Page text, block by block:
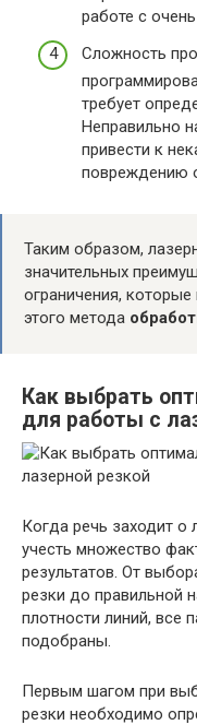
работе с
Сложность
требует
Неправильно
привести к
повреждению
Таким образом,
значительных
ограничения,
этого метода
Как выбрать
для работы с
Когда речь заходит о
учесть множество
результатов. От
резки до правильной
плотности линий, все
подобраны.
Первым шагом при
резки необходимо